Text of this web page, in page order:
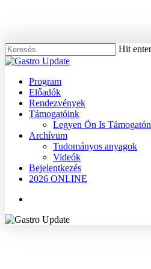
content
Hit
Close
Menu
Program
Előadók
Rendezvények
Támogatóink
Legyen Ön Is
Archívum
Tudományos anyagok
Videók
Bejelentkezés
2026 ONLINE